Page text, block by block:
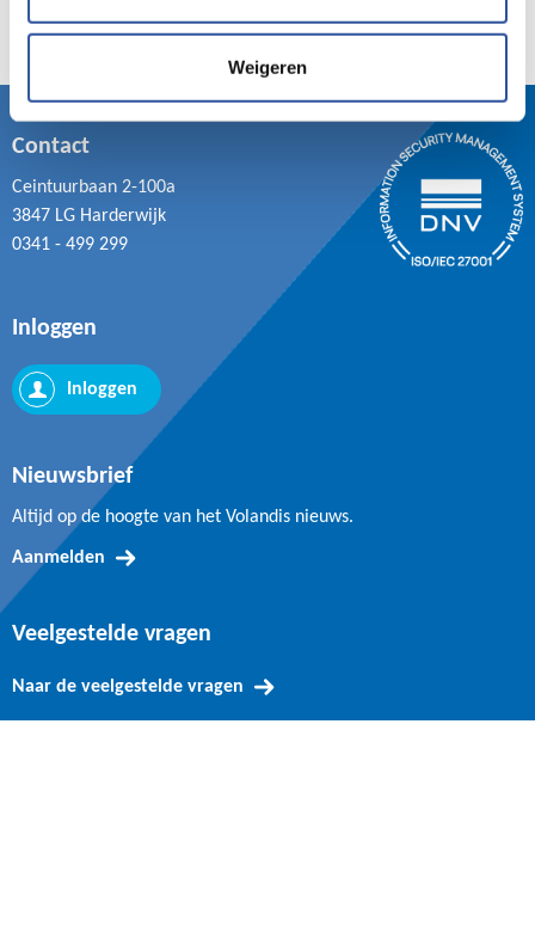
Weigeren
Contact
Ceintuurbaan 2-100a
3847 LG Harderwijk
0341 - 499 299
Nieuwsbrief
Altijd op de hoogte van het Volandis nieuws.
Aanmelden
Veelgestelde vragen
Naar de veelgestelde vragen
Inloggen
Inloggen